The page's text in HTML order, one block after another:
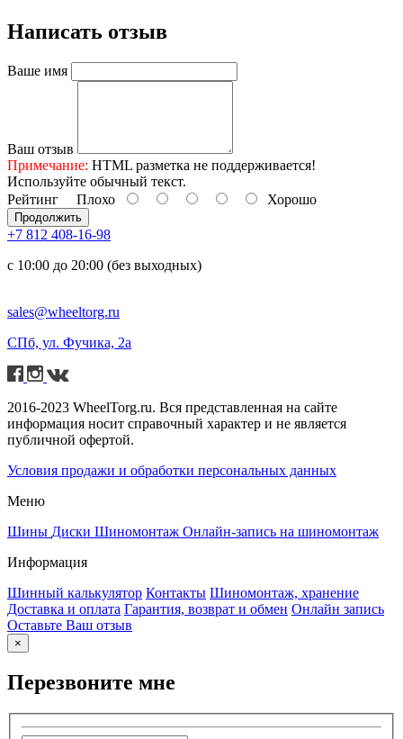
Написать отзыв
Ваше имя
Ваш отзыв
Примечание: HTML разметка не поддерживается!
Используйте обычный текст.
Рейтинг Плохо Хорошо
Продолжить
+7 812 408-16-98
с 10:00 до 20:00 (без выходных)
sales@wheeltorg.ru
СПб, ул. Фучика, 2а
2016-2023 WheelTorg.ru. Вся представленная на сайте
информация носит справочный характер и не является
публичной офертой.
Условия продажи и обработки персональных данных
Меню
Шины Диски Шиномонтаж Онлайн-запись на шиномонтаж
Информация
Шинный калькулятор Контакты Шиномонтаж, хранение
Доставка и оплата Гарантия, возврат и обмен Онлайн запись
Оставьте Ваш отзыв
×
Перезвоните мне